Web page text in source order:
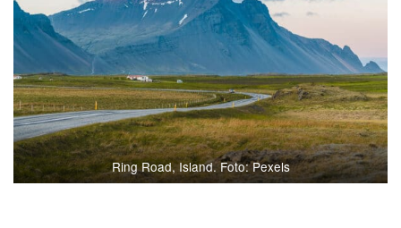
Ring Road, Island. Foto: Pexels